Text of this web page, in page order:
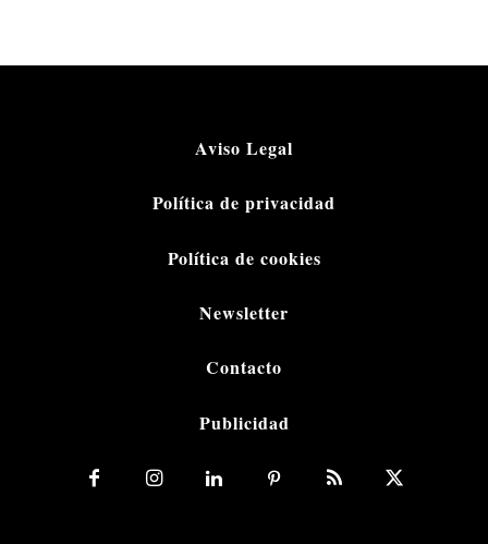
Aviso Legal
Política de privacidad
Política de cookies
Newsletter
Contacto
Publicidad